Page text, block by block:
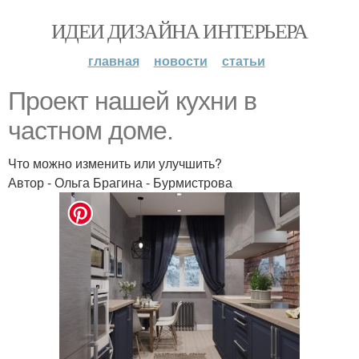
ИДЕИ ДИЗАЙНА ИНТЕРЬЕРА
главная новости статьи
Проект нашей кухни в
частном доме.
Что можно изменить или улучшить?
Автор - Ольга Брагина - Бурмистрова